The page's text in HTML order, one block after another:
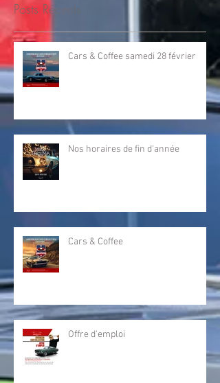
Posts Récents
Cars & Coffee samedi 28 février
Nos horaires de fin d'année
Cars & Coffee
Offre d'emploi